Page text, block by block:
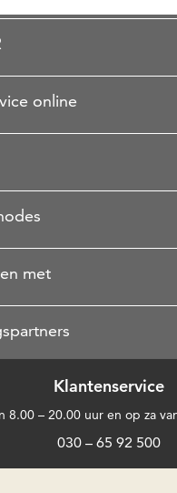
online
met
Klantenservice
8.00 – 20.00 uur en op za
030 – 65 92 500